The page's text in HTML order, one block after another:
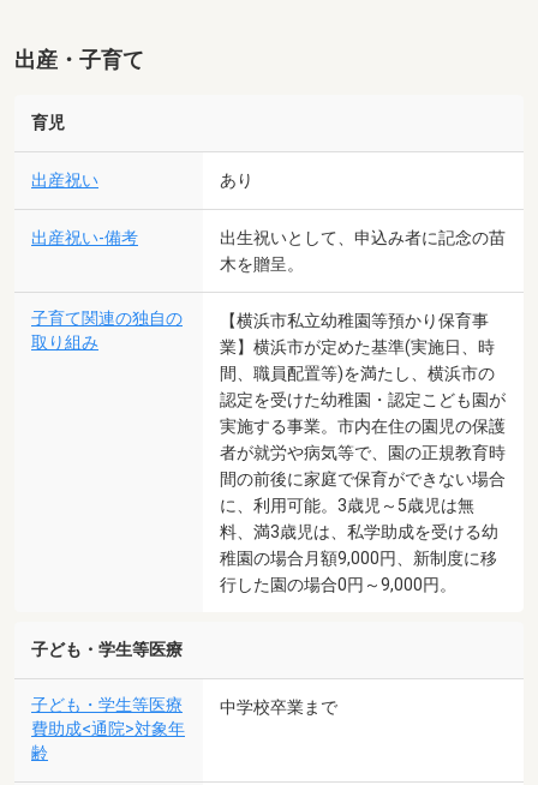
出産・子育て
育児
出産祝い あり
出産祝い-備考
出生祝いとして、申込み者に記念の苗
木を贈呈。
子育て関連の独自の
取り組み
【横浜市私立幼稚園等預かり保育事
業】横浜市が定めた基準(実施日、時
間、職員配置等)を満たし、横浜市の
認定を受けた幼稚園・認定こども園が
実施する事業。市内在住の園児の保護
者が就労や病気等で、園の正規教育時
間の前後に家庭で保育ができない場合
に、利用可能。3歳児～5歳児は無
料、満3歳児は、私学助成を受ける幼
稚園の場合月額9,000円、新制度に移
行した園の場合0円～9,000円。
子ども・学生等医療
子ども・学生等医療
費助成<通院>対象年
齢
中学校卒業まで